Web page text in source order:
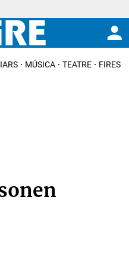
MÚSICA TEATRE FIRES I